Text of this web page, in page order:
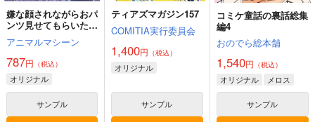
嫌な顔されながらおパ
ンツ見せてもらいたい
本14
アニマルマシーン
787円 （税込）
オリジナル
サンプル
ティアズマガジン157
COMITIA実行委員会
1,400円 （税込）
オリジナル
サンプル
コミケ童話の裏話総集
編4
おのでら総本舗
1,540円 （税込）
オリジナル メロス
サンプル